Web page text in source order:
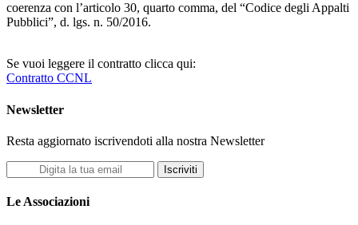
coerenza con l’articolo 30, quarto comma, del “Codice degli Appalti
Pubblici”, d. lgs. n. 50/2016.
Se vuoi leggere il contratto clicca qui:
Contratto CCNL
Newsletter
Resta aggiornato iscrivendoti alla nostra Newsletter
Iscriviti
Le Associazioni